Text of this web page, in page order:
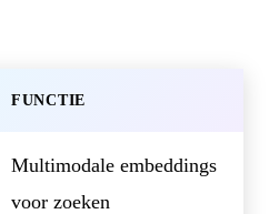
FUNCTIE
Multimodale embeddings
voor zoeken